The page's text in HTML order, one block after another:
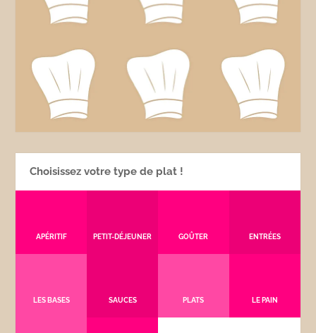
Choisissez votre type de plat !
APÉRITIF PETIT-DÉJEUNER GOÛTER ENTRÉES
LES BASES SAUCES PLATS LE PAIN